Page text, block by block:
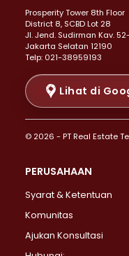
Properti Dijual di
Properti Dijual di
Properti Dijual di Tanah
Properti Dijual di Cikini >
Properti Dijual di Kramat
Properti Dijual di Pasar
Properti Dijual di
Properti Dijual di
Properti Dijual di Lebak
Properti Dijual di
Properti Dijual di
Prosperity Tower 8th Floor
District 8, SCBD Lot 28
JI. Jend. Sudirman Kav.
Jakarta Selatan 12190
Telp: 021-38959193
Lihat di
© 2026 - PT Real Estate
PERUSAHAAN
Syarat & Ketentuan
Komunitas
Ajukan Konsultasi